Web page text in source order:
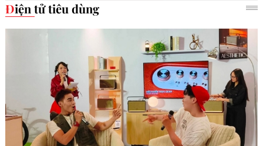
Điện tử tiêu dùng